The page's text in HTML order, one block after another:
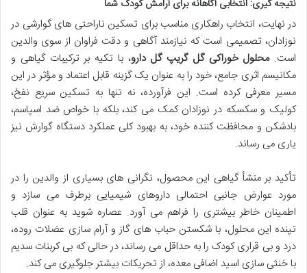
نتیجه گیری: انتخابی آگاهانه برای آرامش کودک شما
در نهایت، انتخاب راهکاری مناسب برای تسکین ناراحتی های گوارشی در
نوزادان، تصمیمی است که نیازمند آگاهی و دقت فراوان از سوی والدین
است.محلول خوراکی گل گریپ گل دارو، با تکیه بر ترکیبات گیاهی و
مکانیسم اثری جامع، خود را به عنوان یک گزینه قابل اعتماد و مؤثر در این
مسیر معرفی کرده است. این فرآورده، نه تنها به تسکین سریع نفخ،
کولیک و سکسکه در نوزادان کمک می کند، بلکه با خواص ضد اسپاسم،
بادشکن و محافظت کننده خود، به بهبود کلی عملکرد دستگاه گوارش نیز
یاری می رساند.
تأکید بر منشأ گیاهی این محصول، نگرانی های بسیاری از والدین را در
مورد عوارض جانبی احتمالی داروهای شیمیایی برطرف می سازد و
اطمینان خاطر بیشتری را فراهم می آورد. عصاره شوید به عنوان قلب
تپنده این محلول، با شکستن حباب های گاز و آرام سازی عضلات روده،
درد و بی قراری کودک را به حداقل می رساند، در حالی که بی کربنات سدیم
با خنثی سازی اسید اضافی معده، از تحریکات بیشتر جلوگیری می کند.